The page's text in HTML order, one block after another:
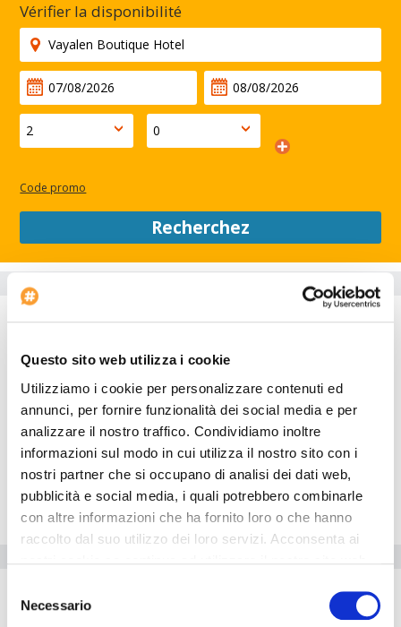
Questo sito web utilizza i cookie
Utilizziamo i cookie per personalizzare contenuti ed
annunci, per fornire funzionalità dei social media e per
analizzare il nostro traffico. Condividiamo inoltre
informazioni sul modo in cui utilizza il nostro sito con i
nostri partner che si occupano di analisi dei dati web,
pubblicità e social media, i quali potrebbero combinarle
con altre informazioni che ha fornito loro o che hanno
raccolto dal suo utilizzo dei loro servizi. Acconsenta ai
delNecessario
Vérifier la disponibilité
Code promo
Recherchez
Informations sur l'hôtel
Chambres
Restaurant
Breakfast is available at this property.
Extérieur
This is a traditional building.
Salle
This hotel has a small lobby.
Date d'arrivée: 12:00